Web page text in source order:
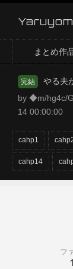
まとめ作
完結
やる夫
by ◆m/hg4c/
14 00:00:00
cahp1
cahp14
フ